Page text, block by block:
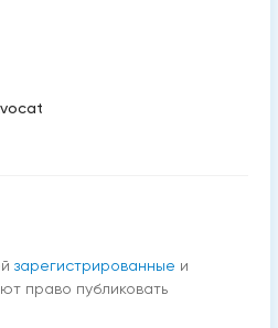
зарегистрированные и
право публиковать